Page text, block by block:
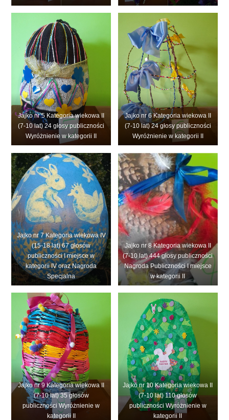
Jajko nr 5 Kategoria wiekowa II
(7-10 lat) 24 głosy publiczności
Wyróżnienie w kategorii II
Jajko nr 6 Kategoria wiekowa II
(7-10 lat) 24 głosy publiczności
Wyróżnienie w kategorii II
Jajko nr 7 Kategoria wiekowa IV
(15-18 lat) 67 głosów
publiczności I miejsce w
kategorii IV oraz Nagroda
Specjalna
Jajko nr 8 Kategoria wiekowa II
(7-10 lat) 444 głosy publiczności
Nagroda Publiczności I miejsce
w kategorii II
Jajko nr 9 Kategoria wiekowa II
(7-10 lat) 35 głosów
publiczności Wyróżnienie w
kategorii II
Jajko nr 10 Kategoria wiekowa II
(7-10 lat) 110 głosów
publiczności Wyróżnienie w
kategorii II